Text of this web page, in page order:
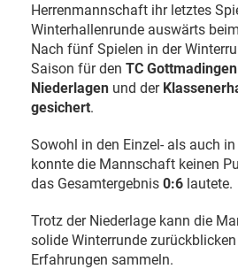
Herrenmannschaft ihr letztes
Winterhallenrunde auswärts beim
Nach fünf Spielen in der
Saison für den TC Gottmadingen
Niederlagen und der
gesichert.
Sowohl in den Einzel- als auch
konnte die Mannschaft keinen
das Gesamtergebnis 0:6 lautete.
Trotz der Niederlage kann die
solide Winterrunde
Erfahrungen sammeln.